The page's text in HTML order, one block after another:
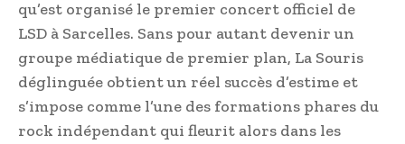
qu’est organisé le premier concert officiel de
LSD à Sarcelles. Sans pour autant devenir un
groupe médiatique de premier plan, La Souris
déglinguée obtient un réel succès d’estime et
s’impose comme l’une des formations phares du
rock indépendant qui fleurit alors dans les